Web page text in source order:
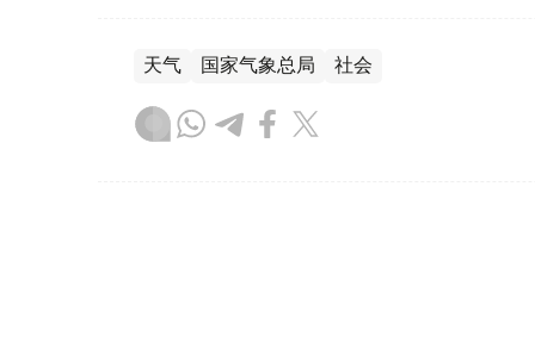
天气 国家气象总局 社会